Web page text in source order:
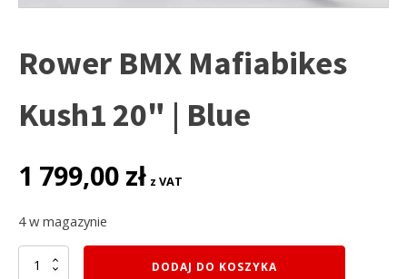
Rower BMX Mafiabikes
Kush1 20" | Blue
1 799,00 zł z VAT
4 w magazynie
ilość
DODAJ DO KOSZYKA